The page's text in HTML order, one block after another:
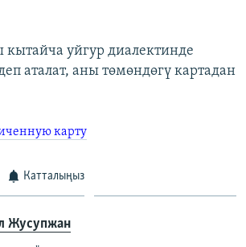
кытайча уйгур диалектинде
аталат, аны төмөндөгү картадан
карту
Катталыңыз
Жусупжан